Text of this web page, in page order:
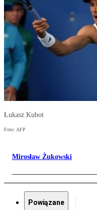
Łukasz Kubot
Foto: AFP
Mirosław Żukowski
Powiązane